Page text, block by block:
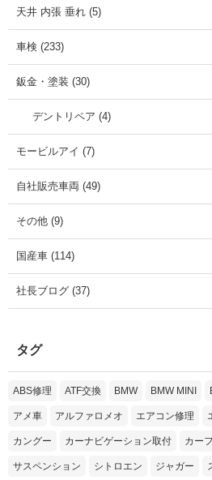
天井 内張 垂れ (5)
車検 (233)
鈑金・塗装 (30)
デントリペア (4)
モービルアイ (7)
自社販売車両 (49)
その他 (9)
国産車 (114)
社長ブログ (37)
タグ
ABS修理 ATF交換 BMW BMW MINI
アメ車 アルファロメオ エアコン修理
カングー カーナビゲーション取付 カー
サスペンション シトロエン ジャガー